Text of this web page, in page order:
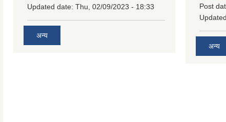
Updated date: Thu, 02/09/2023 - 18:33
अन्य
Post
अन्य